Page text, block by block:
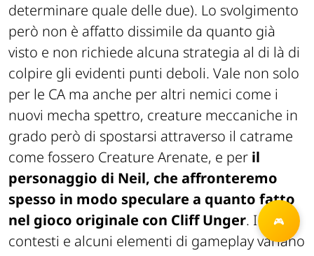
determinare quale delle due). Lo svolgimento
però non è affatto dissimile da quanto già
visto e non richiede alcuna strategia al di là di
colpire gli evidenti punti deboli. Vale non solo
per le CA ma anche per altri nemici come i
nuovi mecha spettro, creature meccaniche in
grado però di spostarsi attraverso il catrame
come fossero Creature Arenate, e per il
personaggio di Neil, che affronteremo
spesso in modo speculare a quanto fatto
nel gioco originale con Cliff Unger. I
contesti e alcuni elementi di gameplay variano